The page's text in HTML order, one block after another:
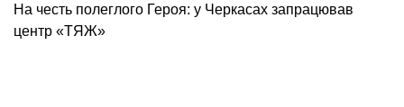
На честь полеглого Героя: у Черкасах запрацював
центр «ТЯЖ»